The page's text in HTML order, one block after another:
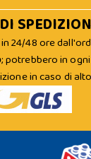
24/48 ore
; potrebbero in
in caso di